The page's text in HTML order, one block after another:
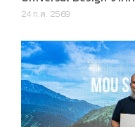
24 ก.ค. 2569